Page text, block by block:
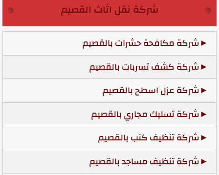
شركة نقل اثاث القصيم
شركة مكافحة حشرات بالقصيم
شركة كشف تسربات بالقصيم
شركة عزل اسطح بالقصيم
شركة تسليك مجاري بالقصيم
شركة تنظيف كنب بالقصيم
شركة تنظيف مساجد بالقصيم